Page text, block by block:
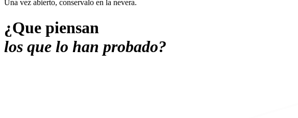
Una vez abierto, conservalo en la nevera.
¿Que piensan
los que lo han probado?